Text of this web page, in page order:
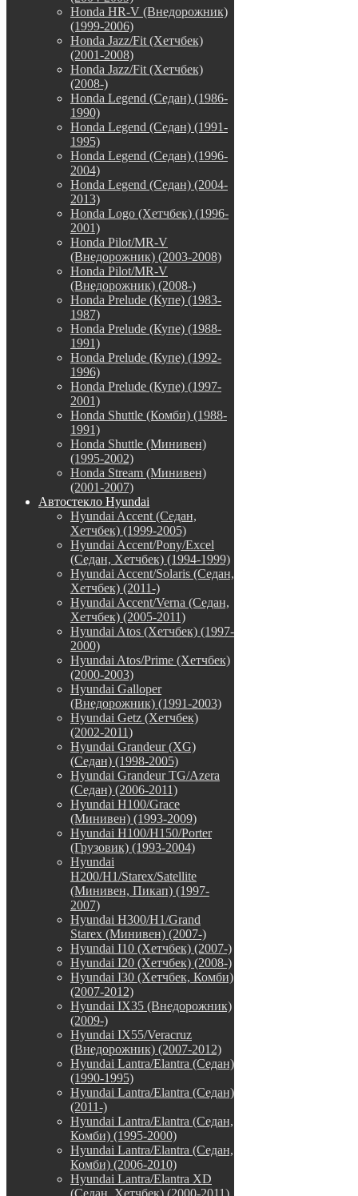
Honda HR-V (Внедорожник)
(1999-2006)
Honda Jazz/Fit (Хетчбек)
(2001-2008)
Honda Jazz/Fit (Хетчбек)
(2008-)
Honda Legend (Седан) (1986-
1990)
Honda Legend (Седан) (1991-
1995)
Honda Legend (Седан) (1996-
2004)
Honda Legend (Седан) (2004-
2013)
Honda Logo (Хетчбек) (1996-
2001)
Honda Pilot/MR-V
(Внедорожник) (2003-2008)
Honda Pilot/MR-V
(Внедорожник) (2008-)
Honda Prelude (Купе) (1983-
1987)
Honda Prelude (Купе) (1988-
1991)
Honda Prelude (Купе) (1992-
1996)
Honda Prelude (Купе) (1997-
2001)
Honda Shuttle (Комби) (1988-
1991)
Honda Shuttle (Минивен)
(1995-2002)
Honda Stream (Минивен)
(2001-2007)
Автостекло Hyundai
Hyundai Accent (Седан,
Хетчбек) (1999-2005)
Hyundai Accent/Pony/Excel
(Седан, Хетчбек) (1994-1999)
Hyundai Accent/Solaris (Седан,
Хетчбек) (2011-)
Hyundai Accent/Verna (Седан,
Хетчбек) (2005-2011)
Hyundai Atos (Хетчбек) (1997-
2000)
Hyundai Atos/Prime (Хетчбек)
(2000-2003)
Hyundai Galloper
(Внедорожник) (1991-2003)
Hyundai Getz (Хетчбек)
(2002-2011)
Hyundai Grandeur (XG)
(Седан) (1998-2005)
Hyundai Grandeur TG/Azera
(Седан) (2006-2011)
Hyundai H100/Grace
(Минивен) (1993-2009)
Hyundai H100/H150/Porter
(Грузовик) (1993-2004)
Hyundai
H200/H1/Starex/Satellite
(Минивен, Пикап) (1997-
2007)
Hyundai H300/H1/Grand
Starex (Минивен) (2007-)
Hyundai I10 (Хетчбек) (2007-)
Hyundai I20 (Хетчбек) (2008-)
Hyundai I30 (Хетчбек, Комби)
(2007-2012)
Hyundai IX35 (Внедорожник)
(2009-)
Hyundai IX55/Veracruz
(Внедорожник) (2007-2012)
Hyundai Lantra/Elantra (Седан)
(1990-1995)
Hyundai Lantra/Elantra (Седан)
(2011-)
Hyundai Lantra/Elantra (Седан,
Комби) (1995-2000)
Hyundai Lantra/Elantra (Седан,
Комби) (2006-2010)
Hyundai Lantra/Elantra XD
(Седан, Хетчбек) (2000-2011)